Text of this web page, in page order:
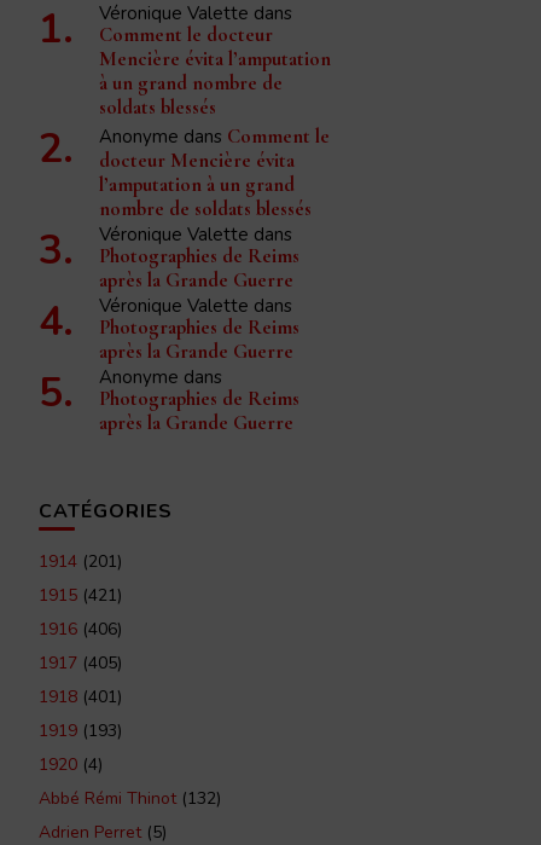
Véronique Valette dans
Comment le docteur
Mencière évita l’amputation
à un grand nombre de
soldats blessés
Anonyme dans Comment le
docteur Mencière évita
l’amputation à un grand
nombre de soldats blessés
Véronique Valette dans
Photographies de Reims
après la Grande Guerre
Véronique Valette dans
Photographies de Reims
après la Grande Guerre
Anonyme dans
Photographies de Reims
après la Grande Guerre
CATÉGORIES
1914 (201)
1915 (421)
1916 (406)
1917 (405)
1918 (401)
1919 (193)
1920 (4)
Abbé Rémi Thinot(132)
Adrien Perret(5)